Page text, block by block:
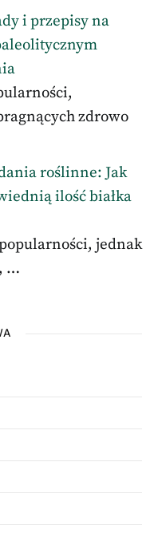
i przepisy na
zdrowo
roślinne: Jak
ilość białka
jednak
…